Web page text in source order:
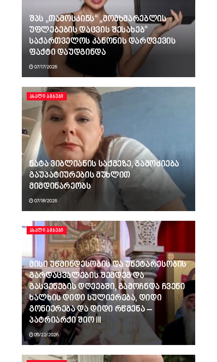
შპს „თამოსკინს“ „მომხმარებლის
უფლებების დაცვის შესახებ“
საქართველოს კანონის დარღვევის
ფაქტი დაუდგინდა
07/17/2026
ᲐᲮᲐᲚᲘ ᲐᲛᲑᲔᲑᲘ
ნატა ვიბლიანის საქმეზე, გამოძიება
გაუპატიურების მუხლით
მიმდინარეობს
07/18/2026
ᲐᲮᲐᲚᲘ ᲐᲛᲑᲔᲑᲘ
მისი უწმინდესობის და უნეტარესობის
გარდაცვალების შემდეგ და
გასვენების დღეებში, გამოჩნდა ჩვენი
ხალხის დიდი სულიერება, დიდი
გონიერება და დიდი რწმენა –
პატრიარქი შიო III
05/22/2026